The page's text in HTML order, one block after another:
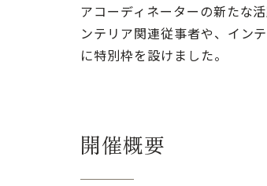
アコーディネーターの新たな
ンテリア関連従事者や、イン
に特別枠を設けました。
開催概要